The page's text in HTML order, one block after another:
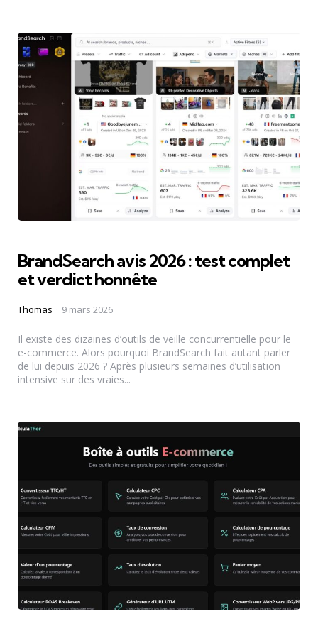
BrandSearch avis 2026 : test complet
et verdict honnête
Posted
Thomas 9 mars 2026
Il existe des dizaines d’outils de veille concurrentielle pour le
e-commerce. Alors pourquoi BrandSearch fait autant parler
de lui depuis 2026 ? Après plusieurs semaines d’utilisation
intensive sur des vraies...